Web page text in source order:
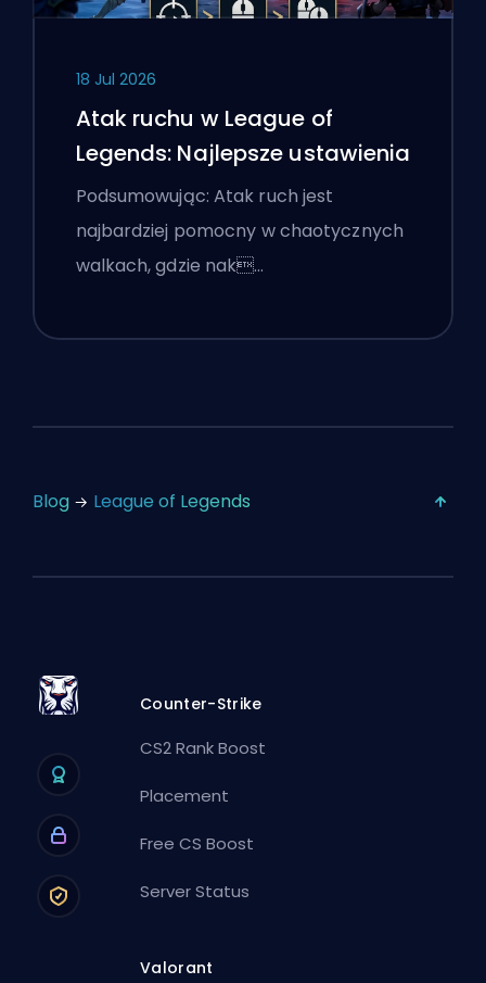
18 Jul 2026
Atak ruchu w League of
Legends: Najlepsze ustawienia
Podsumowując: Atak ruch jest
najbardziej pomocny w chaotycznych
walkach, gdzie nak…
Blog League of Legends
Counter-Strike
CS2 Rank Boost
Placement
Free CS Boost
Server Status
Valorant